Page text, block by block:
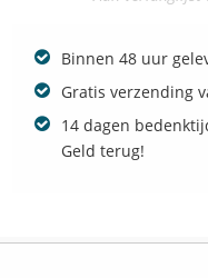
Binnen 48 uur
Gratis verzending
14 dagen
Geld terug!